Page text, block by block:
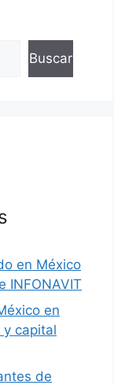
Buscar
en México
INFONAVIT
en
capital
de